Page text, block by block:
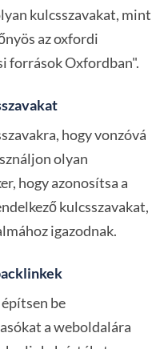
kulcsszavakat, mint
az oxfordi
források Oxfordban".
hogy vonzóvá
olyan
hogy azonosítsa a
kulcsszavakat,
igazodnak.
be
a weboldalára